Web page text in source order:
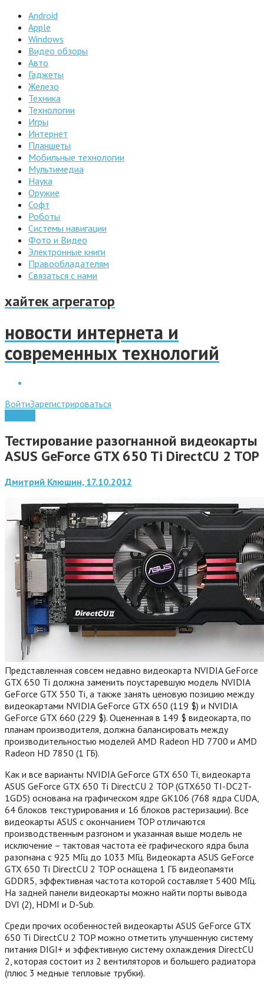
Android
Apple
Windows
Видео обзоры
Авто
Гаджеты
Железо
Техника
Технологии
Игры
Интернет
Планшеты
Мобильные технологии
Мультимедиа
Наука
Оружие
Софт
Роботы
Системы навигации
Фото и Видео
Электронные книги
Правообладателям
Связаться с нами
хайтек агрегатор
новости интернета и
современных технологий
ВойтиЗарегистрироваться
Тестирование разогнанной видеокарты
ASUS GeForce GTX 650 Ti DirectCU 2 TOP
Дмитрий Клюшин, 17.10.2012
Представленная совсем недавно видеокарта NVIDIA GeForce
GTX 650 Ti должна заменить поустаревшую модель NVIDIA
GeForce GTX 550 Ti, а также занять ценовую позицию между
видеокартами NVIDIA GeForce GTX 650 (119 $) и NVIDIA
GeForce GTX 660 (229 $). Оцененная в 149 $ видеокарта, по
планам производителя, должна балансировать между
производительностью моделей AMD Radeon HD 7700 и AMD
Radeon HD 7850 (1 ГБ).
Как и все варианты NVIDIA GeForce GTX 650 Ti, видеокарта
ASUS GeForce GTX 650 Ti DirectCU 2 TOP (GTX650 TI-DC2T-
1GD5) основана на графическом ядре GK106 (768 ядра CUDA,
64 блоков текстурирования и 16 блоков растеризации). Все
видеокарты ASUS с окончанием TOP отличаются
производственным разгоном и указанная выше модель не
исключение – тактовая частота её графического ядра была
разогнана с 925 МГц до 1033 МГц. Видеокарта ASUS GeForce
GTX 650 Ti DirectCU 2 TOP оснащена 1 ГБ видеопамяти
GDDR5, эффективная частота которой составляет 5400 МГц.
На задней панели видеокарты можно найти порты вывода
DVI (2), HDMI и D-Sub.
Среди прочих особенностей видеокарты ASUS GeForce GTX
650 Ti DirectCU 2 TOP можно отметить улучшенную систему
питания DIGI+ и эффективную систему охлаждения DirectCU
2, которая состоит из 2 вентиляторов и большего радиатора
(плюс 3 медные тепловые трубки).